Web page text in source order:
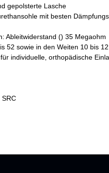
gepolsterte Lasche
mit besten
Ableitwiderstand () 35 Megaohm
52 sowie in den Weiten 10 bis 12
individuelle, orthopädische
SRC